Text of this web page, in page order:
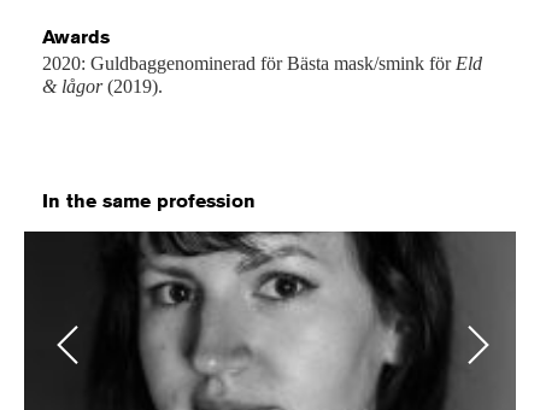
Awards
2020: Guldbaggenominerad för Bästa mask/smink för Eld
& lågor(2019).
In the same profession
Previous Next